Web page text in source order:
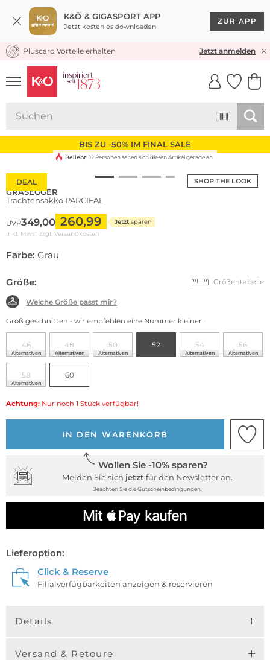
K&Ö & GIGASPORT APP
Jetzt kostenlos downloaden
ZUR APP
KOSTENLOSER VERSAND* & RÜCKVERSAND
Pluscard Vorteile erhalten Jetzt anmelden
UNSERE APP
CLICK &
BIS ZU -50% IM FINAL SALE
SHOP THE LOOK
DEAL
Beliebt! 12 Personen sehen sich diesen Artikel gerade an
GRASEGGER
Trachtensakko PARCIFAL
UVP349,00 260,99 Jetzt sparen
inkl. Mwst zzgl. Versandkosten
Farbe: Grau
Größe: Größentabelle
Welche Größe passt mir?
Groß geschnitten - wir empfehlen eine Nummer kleiner.
46
Alternativen
48
Alternativen
50
Alternativen
52 54
Alternativen
56
Alternativen
58
Alternativen
60
Achtung: Nur noch 1 Stück verfügbar!
IN DEN WARENKORB
Wollen Sie -10% sparen?
Melden Sie sich jetzt für den Newsletter an.
Beachten Sie die Gutscheinbedingungen.
Lieferoption:
Click & Reserve
Filialverfügbarkeiten anzeigen & reservieren
Details
Versand & Retoure